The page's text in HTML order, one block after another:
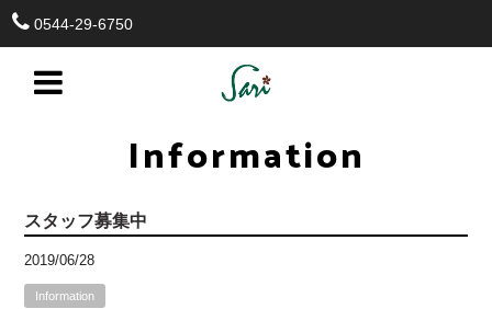
0544-29-6750
Information
スタッフ募集中
2019/06/28
Information